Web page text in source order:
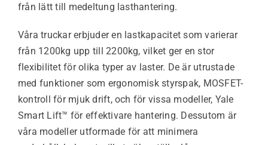
från lätt till medeltung lasthantering.
Våra truckar erbjuder en lastkapacitet som varierar
från 1200kg upp till 2200kg, vilket ger en stor
flexibilitet för olika typer av laster. De är utrustade
med funktioner som ergonomisk styrspak, MOSFET-
kontroll för mjuk drift, och för vissa modeller, Yale
Smart Lift™ för effektivare hantering. Dessutom är
våra modeller utformade för att minimera